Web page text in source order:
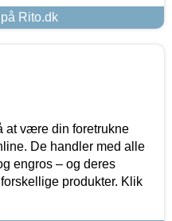
Rito.dk
at være din foretrukne
De handler med alle
engros – og deres
produkter. Klik